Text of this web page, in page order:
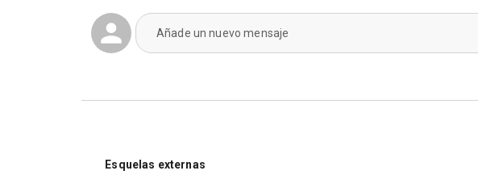
Añade un nuevo mensaje
Esquelas externas